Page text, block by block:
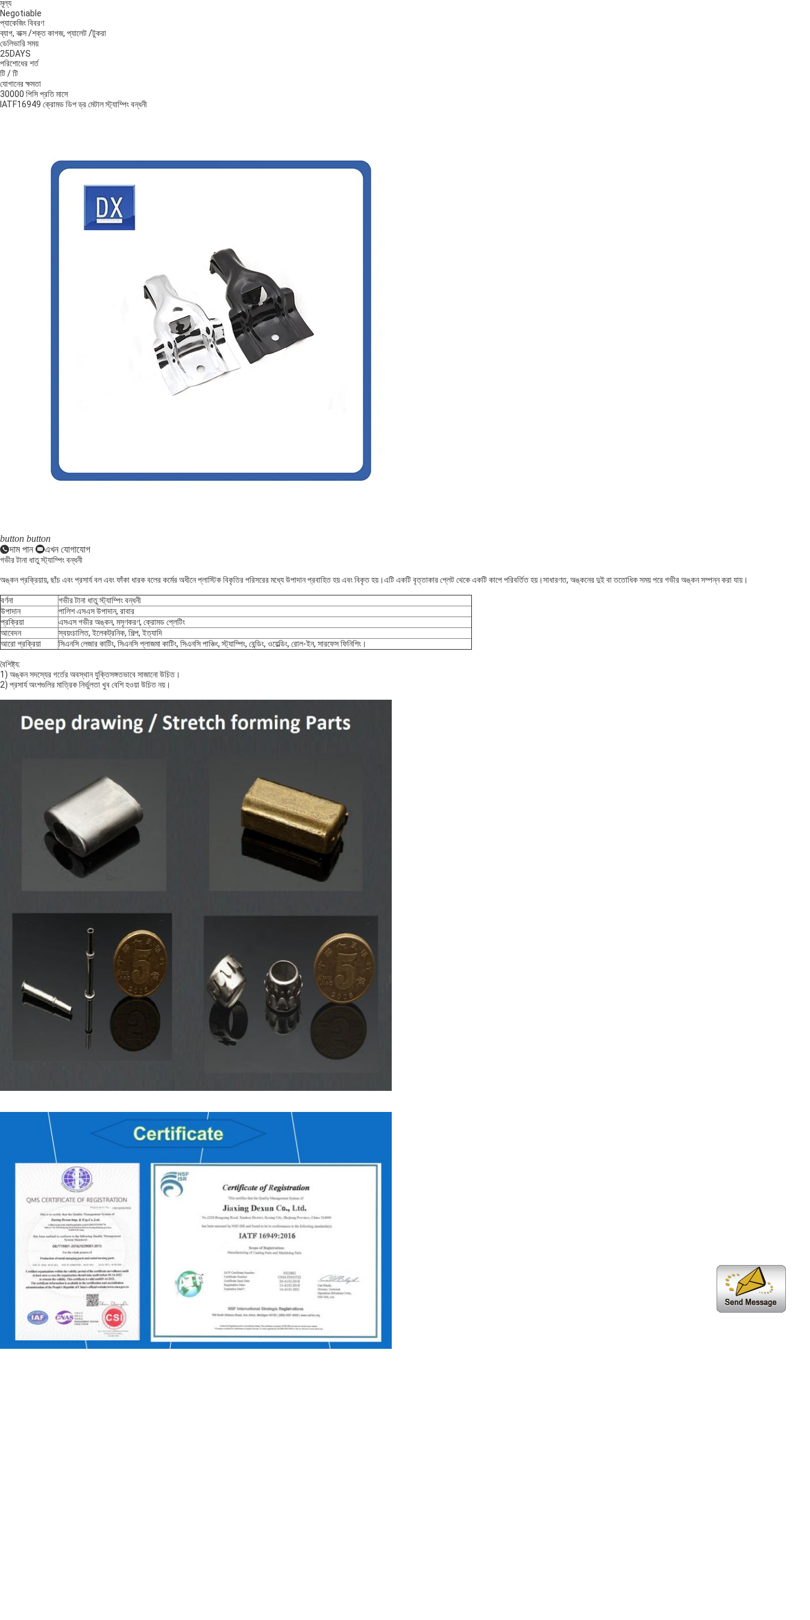
মূল্য
Negotiable
প্যাকেজিং বিবরণ
ব্যাগ, বাক্স /শক্ত কাগজ, প্যালেট /টুকরা
ডেলিভারি সময়
25DAYS
পরিশোধের শর্ত
টি / টি
যোগানের ক্ষমতা
30000 পিসি প্রতি মাসে
IATF16949 ক্রোমড ডিপ ড্র মেটাল স্ট্যাম্পিং বন্ধনী
button button
দাম পান
এখন যোগাযোগ
গভীর টানা ধাতু স্ট্যাম্পিং বন্ধনী
অঙ্কন প্রক্রিয়ায়, ছাঁচ এবং প্রসার্য বল এবং ফাঁকা ধারক বলের কর্মের অধীনে প্লাস্টিক বিকৃতির পরিসরের মধ্যে উপাদান প্রবাহিত হয় এবং বিকৃত হয়।এটি একটি বৃত্তাকার প্লেট থেকে একটি কাপে পরিবর্তিত হয়।সাধারণত, অঙ্কনের দুই বা ততোধিক সময় পরে গভীর অঙ্কন সম্পন্ন করা যায়।
বর্ণনা
গভীর টানা ধাতু স্ট্যাম্পিং বন্ধনী
উপাদান
পালিশ এসএস উপাদান, রাবার
প্রক্রিয়া
এসএস গভীর অঙ্কন, মসৃণকরণ, ক্রোমড প্লেটিং
আবেদন
স্বয়ংচালিত, ইলেকট্রনিক, শিল্প, ইত্যাদি
আরো প্রক্রিয়া
সিএনসি লেজার কাটিং, সিএনসি প্লাজমা কাটিং, সিএনসি পাঞ্চিং, স্ট্যাম্পিং, বেন্ডিং, ওয়েল্ডিং, রোল-ইন, সারফেস ফিনিশিং।
বৈশিষ্ট্য:
1) অঙ্কন সদস্যের গর্তের অবস্থান যুক্তিসঙ্গতভাবে সাজানো উচিত।
2) প্রসার্য অংশগুলির মাত্রিক নির্ভুলতা খুব বেশি হওয়া উচিত নয়।